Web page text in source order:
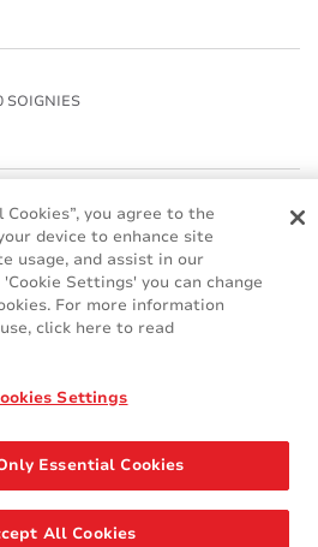
SOIGNIES
you agree to the
device to enhance site
usage, and assist in our
Settings' you can change
For more information
click here to read
Settings
Essential Cookies
All Cookies